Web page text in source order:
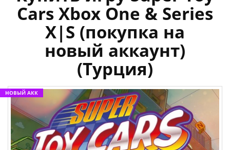
Cars Xbox One & Series
X|S (покупка на
новый аккаунт)
(Турция)
НОВЫЙ АКК